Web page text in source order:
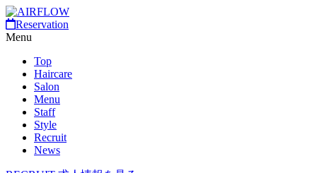
Reservation
Menu
Top
Haircare
Salon
Menu
Staff
Style
Recruit
News